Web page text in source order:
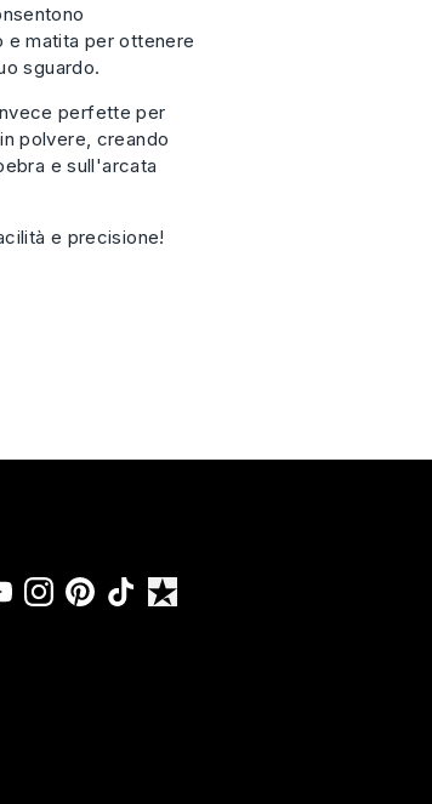
e matita per ottenere
sguardo.
perfette per
polvere, creando
e sull'arcata
e precisione!